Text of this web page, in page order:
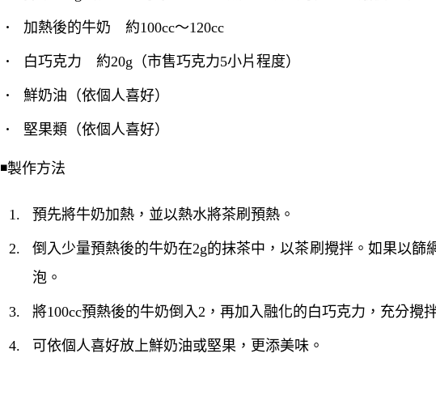
加熱後的牛奶 約100cc〜120cc
白巧克力 約20g（市售巧克力5小片程度）
鮮奶油（依個人喜好）
堅果類（依個人喜好）
◾️製作方法
預先將牛奶加熱，並以熱水將茶刷預熱。
倒入少量預熱後的牛奶在2g的抹茶中，以茶刷攪拌。如果以
泡。
將100cc預熱後的牛奶倒入2，再加入融化的白巧克力，充分攪
可依個人喜好放上鮮奶油或堅果，更添美味。